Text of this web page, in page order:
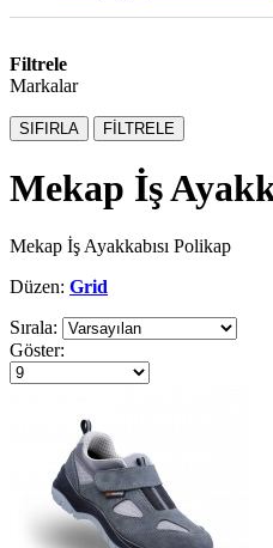
Filtrele
Markalar
SIFIRLA FİLTRELE
Mekap İş
Mekap İş Ayakkabısı Polikap
Düzen: Grid
Sırala:
Göster: